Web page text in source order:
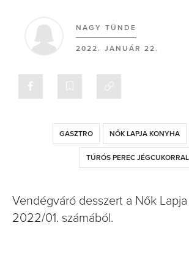
NAGY TÜNDE
2022. JANUÁR 22.
GASZTRO NŐK LAPJA KONYHA
TÚRÓS PEREC JÉGCUKORRAL
Vendégváró desszert a Nők
2022/01. számából.